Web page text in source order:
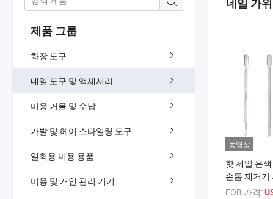
제품 그룹
화장 도구
네일 도구 및 액세서리
미용 거울 및 수납
가발 및 헤어 스타일링 도구
일회용 미용 용품
미용 및 개인 관리 기기
네일 가
동영상
핫 세일 은
손톱 제거기
위
FOB 가격: